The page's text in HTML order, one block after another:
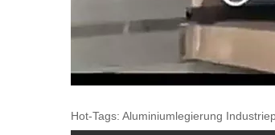
Hot-Tags: Aluminiumlegierung